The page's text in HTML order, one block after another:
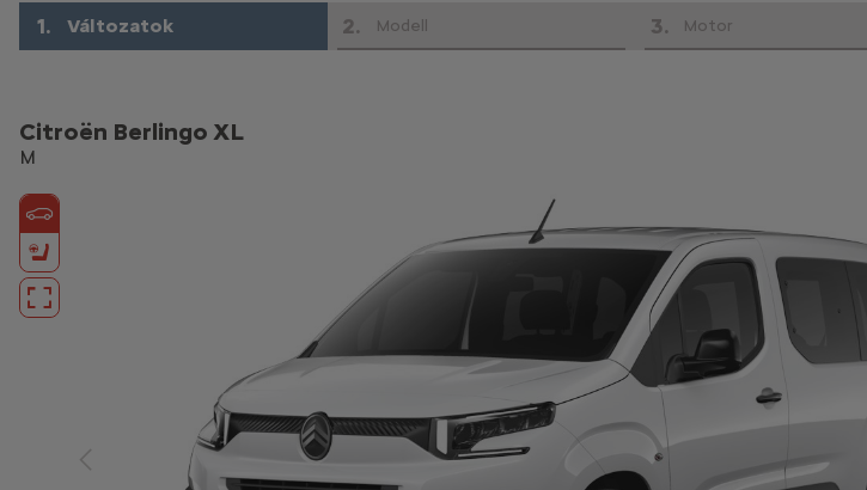
1. Változatok 2. Modell 3. Motor
Citroën Berlingo XL
M